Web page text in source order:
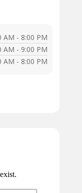
AM - 8:00 PM
AM - 9:00 PM
AM - 8:00 PM